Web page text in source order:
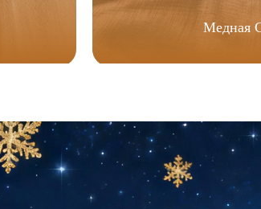
Медная